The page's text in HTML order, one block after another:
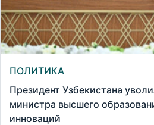
ПОЛИТИКА
Президент Узбекистана
министра высшего
инноваций